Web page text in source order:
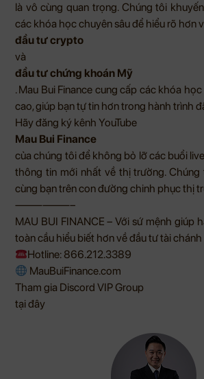
là vô cùng quan trọng. Chúng tôi
các khóa học chuyên sâu để hiểu rõ hơn
đầu tư crypto
và
đầu tư chứng khoán Mỹ
.Mau Bui Finance cung cấp các khóa
cao, giúp bạn tự tin hơn trong hành trình
Hãy đăng ký kênh YouTube
Mau Bui Finance
của chúng tôi để không bỏ lỡ các buổi
thông tin mới nhất về thị trường. Chúng
cùng bạn trên con đường chinh phục thị
——————–
MAU BUI FINANCE – Với sứ mệnh giúp
toàn cầu hiểu biết hơn về đầu tư tài chánh
Hotline: 866.212.3389
MauBuiFinance.com
Tham gia Discord VIP Group
tại đây